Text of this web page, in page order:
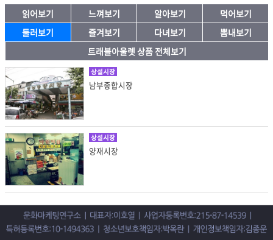
읽어보기 느껴보기 알아보기
먹어보기
둘러보기
즐겨보기 다녀보기
뽐내보기
트래블아울렛 상품 전체보기
상설시장
남부종합시장
상설시장
양재시장